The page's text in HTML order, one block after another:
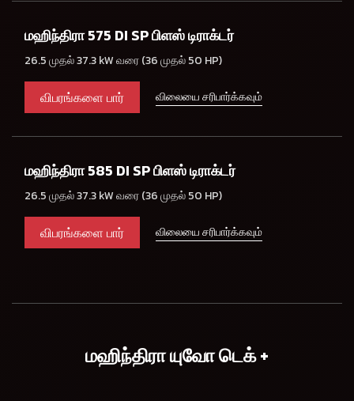
மஹிந்திரா 575 DI SP பிளஸ் டிராக்டர்
26.5 முதல் 37.3 kW வரை (36 முதல் 50 HP)
விபரங்களை பார் விலையை சரிபார்க்கவும்
மஹிந்திரா 585 DI SP பிளஸ் டிராக்டர்
26.5 முதல் 37.3 kW வரை (36 முதல் 50 HP)
விபரங்களை பார் விலையை சரிபார்க்கவும்
மஹிந்திரா யுவோ டெக் +